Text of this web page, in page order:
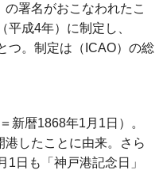
署名がおこなわれたこ
平成4年）に制定し、
つ。制定は（ICAO）の総
新暦1868年1月1日）。
したことに由来。さら
日も「神戸港記念日」